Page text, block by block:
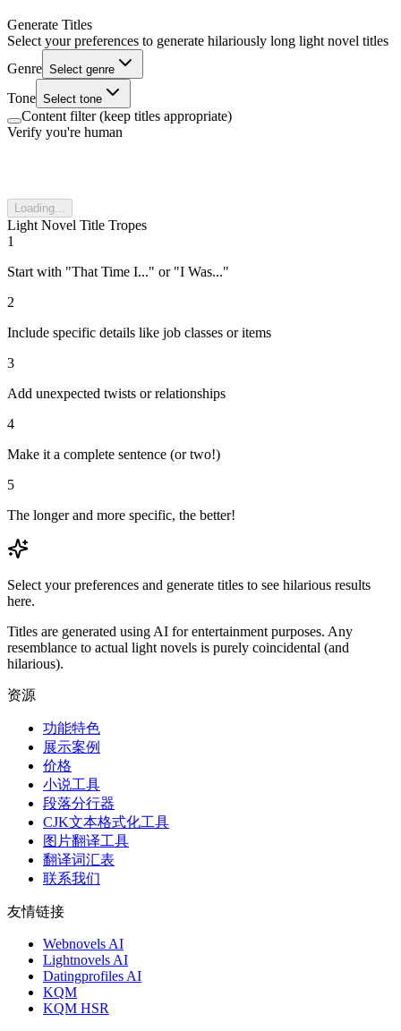
Generate Titles
Select your preferences to generate hilariously long light novel titles
Genre Select genre
Tone Select tone
Content filter (keep titles appropriate)
Verify you're human
Loading...
Light Novel Title Tropes
1
Start with "That Time I..." or "I Was..."
2
Include specific details like job classes or items
3
Add unexpected twists or relationships
4
Make it a complete sentence (or two!)
5
The longer and more specific, the better!
Select your preferences and generate titles to see hilarious results
here.
Titles are generated using AI for entertainment purposes. Any
resemblance to actual light novels is purely coincidental (and
hilarious).
资源
功能特色
展示案例
价格
小说工具
段落分行器
CJK文本格式化工具
图片翻译工具
翻译词汇表
联系我们
友情链接
Webnovels AI
Lightnovels AI
Datingprofiles AI
KQM
KQM HSR